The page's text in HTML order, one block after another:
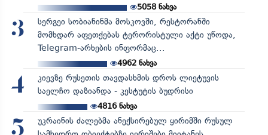
5058ნახვა
3
სერგეი სობიანინმა მოსკოვში, რესტორანში
მომხდარ აფეთქებას ტერორისტული აქტი უწოდა,
Telegram-არხების ინფორმაც...
4962ნახვა
4
კიევზე რუსეთის თავდასხმის დროს ლიეტუვის
საელჩო დაზიანდა - კესტუტის ბუდრისი
4816ნახვა
5
უკრაინის ძალებმა ანექსირებულ ყირიმში რუსულ